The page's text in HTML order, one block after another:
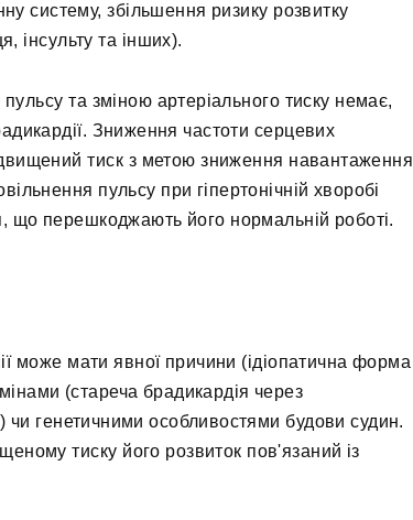
систему, збільшення ризику розвитку
інсульту та інших).
та зміною артеріального тиску немає,
Зниження частоти серцевих
тиск з метою зниження навантаження
пульсу при гіпертонічній хворобі
що перешкоджають його нормальній роботі.
може мати явної причини (ідіопатична форма
(стареча брадикардія через
чи генетичними особливостями будови судин.
тиску його розвиток пов'язаний із